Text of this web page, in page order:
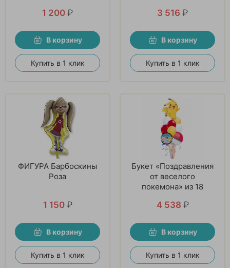
1 200 ₽
В корзину
Купить в 1 клик
3 516 ₽
В корзину
Купить в 1 клик
ФИГУРА Барбоскины
Роза
1 150 ₽
В корзину
Купить в 1 клик
Букет «Поздравления
от веселого
покемона» из 18
4 538 ₽
В корзину
Купить в 1 клик